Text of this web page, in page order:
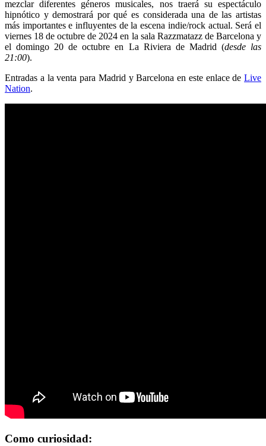
mezclar diferentes géneros musicales, nos traerá su espectáculo
hipnótico y demostrará por qué es considerada una de las artistas
más importantes e influyentes de la escena indie/rock actual. Será el
viernes 18 de octubre de 2024 en la sala Razzmatazz de Barcelona y
el domingo 20 de octubre en La Riviera de Madrid (desde las
21:00).
Entradas a la venta para Madrid y Barcelona en este enlace de Live
Nation.
Como curiosidad: